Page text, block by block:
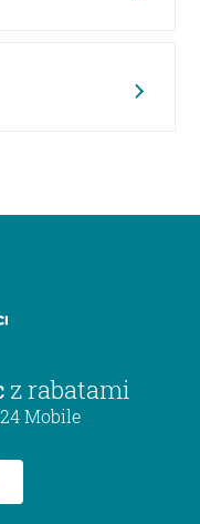
z rabatami
Mobile